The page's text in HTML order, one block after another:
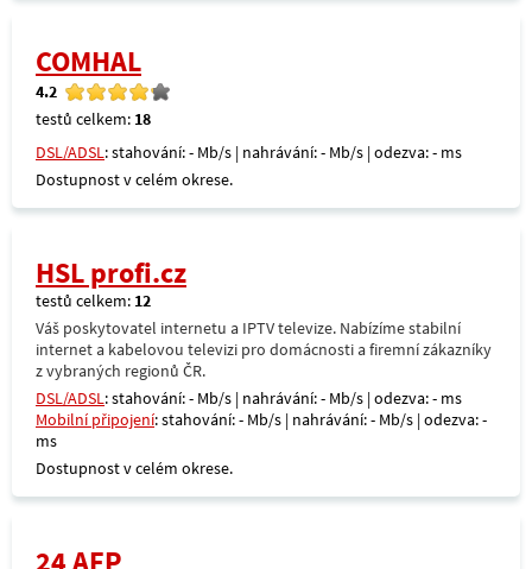
COMHAL
4.2
testů celkem: 18
DSL/ADSL: stahování: - Mb/s | nahrávání: - Mb/s | odezva: - ms
Dostupnost v celém okrese.
HSL profi.cz
testů celkem: 12
Váš poskytovatel internetu a IPTV televize. Nabízíme stabilní
internet a kabelovou televizi pro domácnosti a firemní zákazníky
z vybraných regionů ČR.
DSL/ADSL: stahování: - Mb/s | nahrávání: - Mb/s | odezva: - ms
Mobilní připojení: stahování: - Mb/s | nahrávání: - Mb/s | odezva: -
ms
Dostupnost v celém okrese.
24 AFP